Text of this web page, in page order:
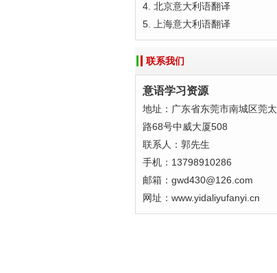
4. 北京意大利语翻译
5. 上海意大利语翻译
联系我们
意语学习资源
地址：广东省东莞市南城区莞太
路68号中威大厦508
联系人：郭先生
手机：13798910286
邮箱：gwd430@126.com
网址：www.yidaliyufanyi.cn